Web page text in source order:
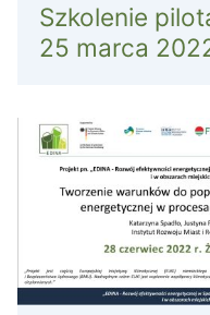
Szkolenie
25 marca